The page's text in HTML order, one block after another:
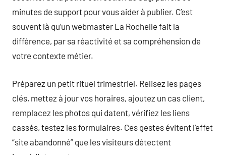
minutes de support pour vous aider à publier. C’est
souvent là qu’un webmaster La Rochelle fait la
différence, par sa réactivité et sa compréhension de
votre contexte métier.
Préparez un petit rituel trimestriel. Relisez les pages
clés, mettez à jour vos horaires, ajoutez un cas client,
remplacez les photos qui datent, vérifiez les liens
cassés, testez les formulaires. Ces gestes évitent l’effet
“site abandonné” que les visiteurs détectent